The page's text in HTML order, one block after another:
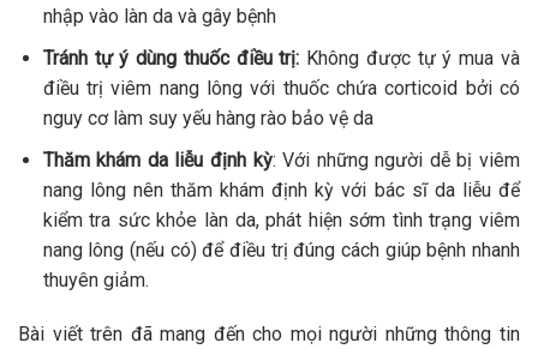
nhập vào làn da và gây bệnh
Tránh tự ý dùng thuốc điều trị: Không được tự ý mua và
điều trị viêm nang lông với thuốc chứa corticoid bởi có
nguy cơ làm suy yếu hàng rào bảo vệ da
Thăm khám da liễu định kỳ: Với những người dễ bị viêm
nang lông nên thăm khám định kỳ với bác sĩ da liễu để
kiểm tra sức khỏe làn da, phát hiện sớm tình trạng viêm
nang lông (nếu có) để điều trị đúng cách giúp bệnh nhanh
thuyên giảm.
Bài viết trên đã mang đến cho mọi người những thông tin